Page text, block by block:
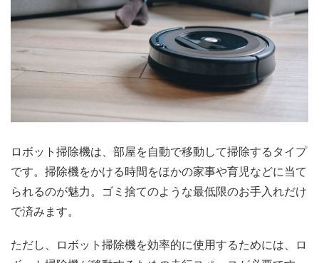
ロボット掃除機は、部屋を自動で移動して掃除するタイプ
です。掃除機をかける時間をほかの家事や育児などに当て
られるのが魅力。ゴミ捨てのような最低限のお手入れだけ
で済みます。
ただし、ロボット掃除機を効率的に使用するためには、ロ